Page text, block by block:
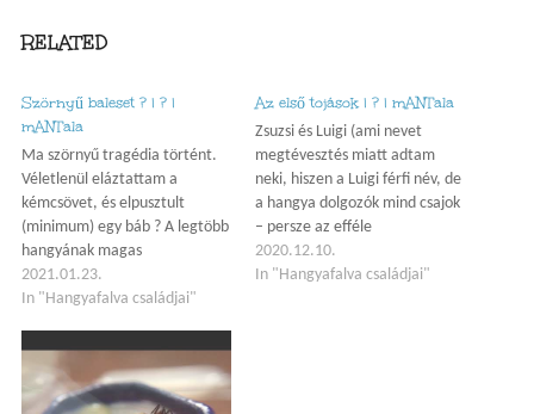
RELATED
Szörnyű baleset ? | ? |
mANTala
Ma szörnyű tragédia történt.
Véletlenül eláztattam a
kémcsövet, és elpusztult
(minimum) egy báb ? A legtöbb
hangyának magas
páratartalomra van szüksége,
és (valószínűleg a kis kifutó
szereltem, és ami jobban
szellőzik, mint a vatta dugó),
Zsuzsi elkezdett egyre közelebb
2021.01.23.
In "Hangyafalva családjai"
Az első tojások | ? | mANTala
Zsuzsi és Luigi (ami nevet
megtévesztés miatt adtam
neki, hiszen a Luigi férfi név, de
a hangya dolgozók mind csajok
– persze az efféle
megtévesztések megszokottak
egy bűvész esetén, így ez
2020.12.10.
In "Hangyafalva családjai"